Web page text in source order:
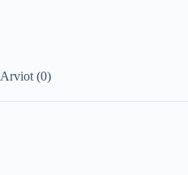
Arviot (0)